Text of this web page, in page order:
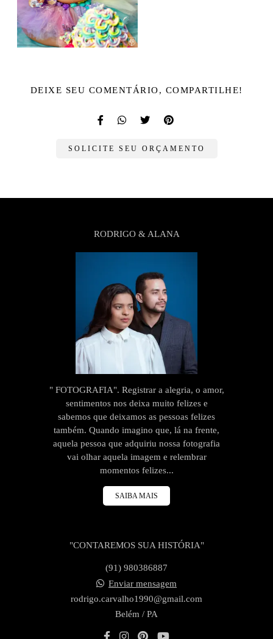
DEIXE SEU COMENTÁRIO, COMPARTILHE!
SOLICITE SEU ORÇAMENTO
RODRIGO & ALANA
" FOTOGRAFIA". Registrar a alegria, o amor,
sentimentos nos deixa muito felizes e
sabemos que deixamos as pessoas felizes
também. Quando imagino que, lá na frente,
aquela pessoa que adquiriu nossa fotografia
vai olhar aquela imagem e relembrar
momentos felizes...
SAIBA MAIS
"CONTAREMOS SUA HISTÓRIA"
(91) 980386887
Enviar mensagem
rodrigo.carvalho1990@gmail.com
Belém / PA